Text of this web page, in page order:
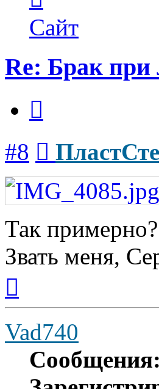
пользователя
ПластСтер
Сайт
Re: Брак при
#8
Так примерно?
Звать меня,
началу
Vad740
Сообщения: